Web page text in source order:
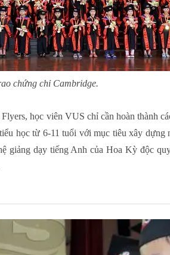
chứng chỉ Cambridge.
học viên VUS chỉ cần hoàn thành
học từ 6-11 tuổi với mục tiêu xây dựng
giảng dạy tiếng Anh của Hoa Kỳ độc